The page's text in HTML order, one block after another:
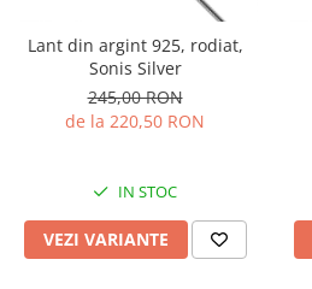
Lant din argint 925, rodiat,
Sonis Silver
245,00 RON
de la 220,50 RON
IN STOC
VEZI VARIANTE